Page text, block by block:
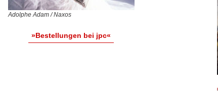
Adolphe Adam / Naxos
»Bestellungen bei jpc«